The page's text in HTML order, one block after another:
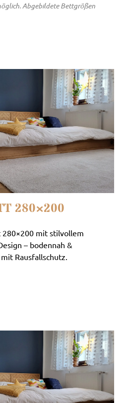
Abgebildete Bettgrößen
280×200
280×200 mit stilvollem
– bodennah &
Rausfallschutz.